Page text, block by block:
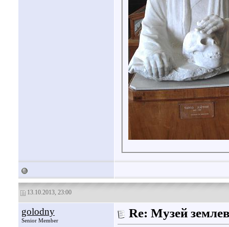
13.10.2013, 23:00
golodny
Senior Member
Re: Музей